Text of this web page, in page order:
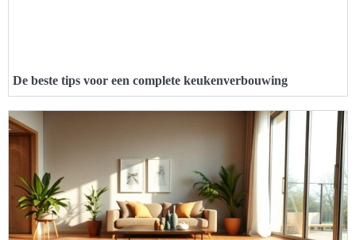
De beste tips voor een complete keukenverbouwing